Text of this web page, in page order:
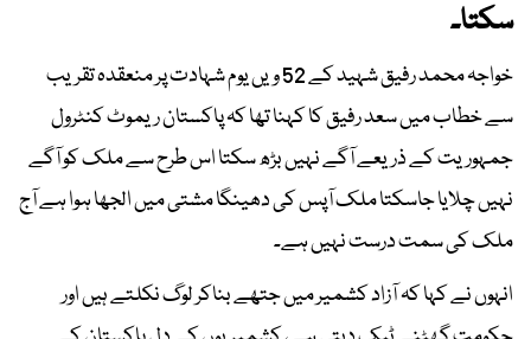
سکتا۔
خواجہ محمد رفیق شہید کے 52 ویں یوم شہادت پر منعقدہ تقریب
سے خطاب میں سعد رفیق کا کہنا تھا کہ پاکستان ریموٹ کنٹرول
جمہوریت کے ذریعے آگے نہیں بڑھ سکتا اس طرح سے ملک کو آگے
نہیں چلایا جاسکتا ملک آپس کی دھینگا مشتی میں الجھا ہوا ہے آج
ملک کی سمت درست نہیں ہے۔
انہوں نے کہا کہ آزاد کشمیر میں جتھے بناکر لوگ نکلتے ہیں اور